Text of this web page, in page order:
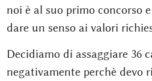
noi è al suo primo concorso
dare un senso ai valori
Decidiamo di assaggiare 36
negativamente perchè devo